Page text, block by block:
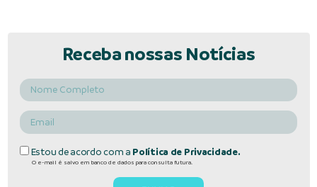
Receba nossas Notícias
Estou de acordo com a Política de Privacidade.
O e-mail é salvo em banco de dados para consulta futura.